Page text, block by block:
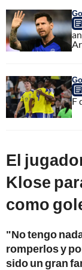
F
El
Klose
como
"No tengo
romperlos y
sido un gran